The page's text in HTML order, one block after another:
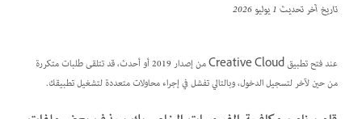
تاريخ آخر تحديث1 يوليو 2026
عند فتح تطبيق Creative Cloud من إصدار 2019 أو أحدث، قد تتلقى طلبات متكررة
من حين لآخر لتسجيل الدخول، وبالتالي تفشل في إجراء محاولات متعددة لتشغيل تطبيقك.